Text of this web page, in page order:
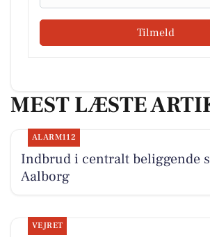
Tilmeld
MEST LÆSTE
ALARM112
Indbrud i centralt beliggende
Aalborg
VEJRET